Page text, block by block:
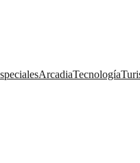
ArcadiaTecnología